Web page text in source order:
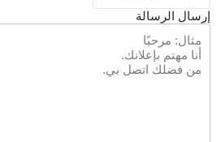
إرسال الرسالة